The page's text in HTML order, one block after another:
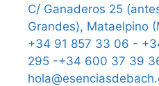
C/ Ganaderos 25
Grandes), Mataelpino
+34 91 857 33 06 -
295 -+34 600 37 39